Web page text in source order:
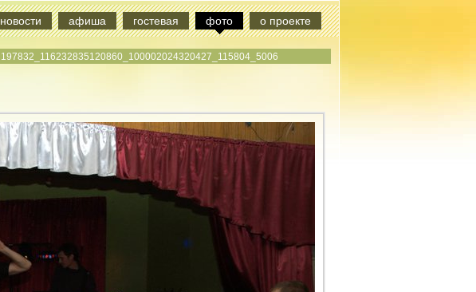
новости афиша гостевая фото о проекте
197832_116232835120860_100002024320427_115804_5006